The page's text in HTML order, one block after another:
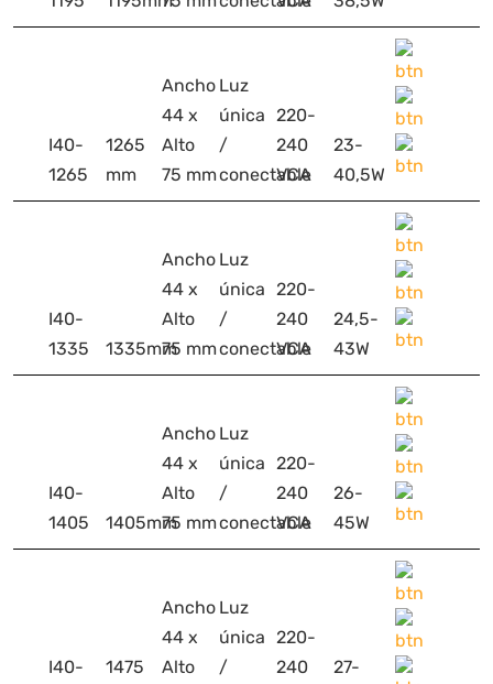
I40-
1265
1265
mm
Ancho
44 x
Alto
75 mm
Luz
única
/
conectable
220-
240
VCA
23-
40,5W
I40-
1335
1335mm
Ancho
44 x
Alto
75 mm
Luz
única
/
conectable
220-
240
VCA
24,5-
43W
I40-
1405
1405mm
Ancho
44 x
Alto
75 mm
Luz
única
/
conectable
220-
240
VCA
26-
45W
I40-
1475
Ancho
44 x
Alto
Luz
única
/
220-
240
27-